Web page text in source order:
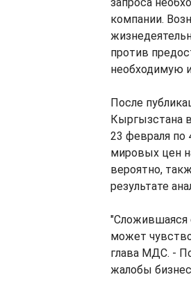
компании.
против
необходимую
После
Кыргызстана
23 февраля по
мировых цен
вероятно,
результате
"Сложившаяся
может
глава МДС. -
жалобы